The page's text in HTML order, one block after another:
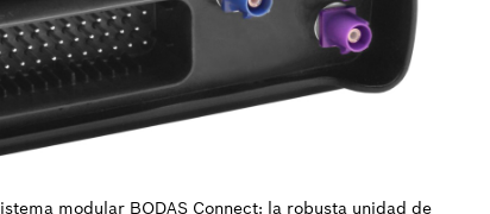
modular BODAS Connect: la robusta unidad de